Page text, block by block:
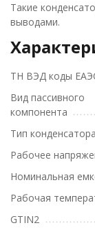
Такие
выводами.
ТН ВЭД коды
Вид пассивного
компонента
Тип конденсатора
Рабочее
Номинальная
Рабочая
GTIN2